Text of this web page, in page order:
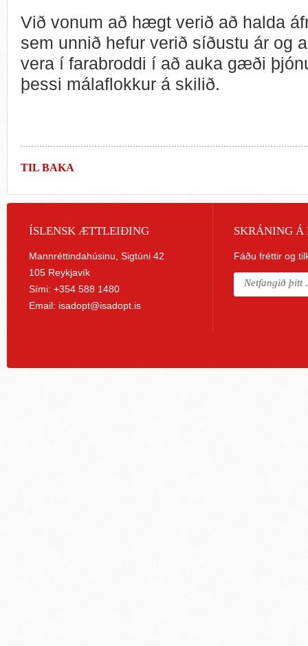
Við vonum að hægt verið að halda
sem unnið hefur verið síðustu ár og
vera í farabroddi í að auka gæði
þessi málaflokkur á skilið.
TIL BAKA
ÍSLENSK ÆTTLEIÐING
Mannréttindahúsinu, Sigtúni 42
105 Reykjavík
Sími: +354 588 1480
Email: isadopt@isadopt.is
SKRÁNING Á
Fáðu fréttir og